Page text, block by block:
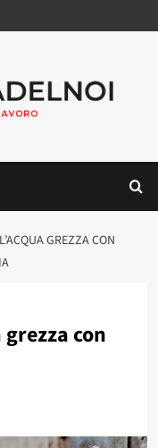
GREZZA CON
con